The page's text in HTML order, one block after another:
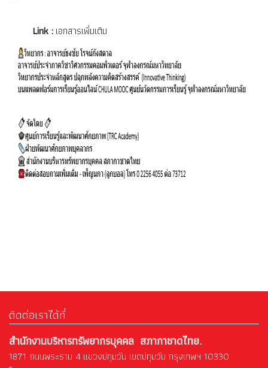
Link : เอกสารเพิ่มเติม
ติดต่อเราได้ที่
สำนักงานบริหารทรัพยากรบุคคล สภากาชาดไทย.
1871 ถนนพระราม 4 แขวงปทุมวัน เขตปทุมวัน กรุงเทพฯ 10330